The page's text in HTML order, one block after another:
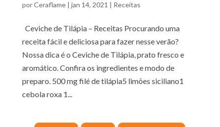
porCeraflame| jan 14, 2021 | Receitas
Ceviche de Tilápia – Receitas Procurando uma
receita fácil e deliciosa para fazer nesse verão?
Nossa dica é o Ceviche de Tilápia, prato fresco e
aromático. Confira os ingredientes e modo de
preparo. 500 mg filé de tilápia5 limões siciliano1
cebola roxa 1...